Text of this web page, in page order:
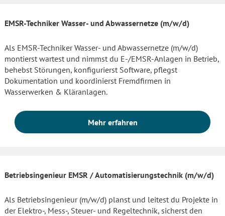
EMSR-Techniker Wasser- und Abwassernetze (m/w/d)
Als EMSR-Techniker Wasser- und Abwassernetze (m/w/d)
montierst wartest und nimmst du E-/EMSR-Anlagen in Betrieb,
behebst Störungen, konfigurierst Software, pflegst
Dokumentation und koordinierst Fremdfirmen in
Wasserwerken & Kläranlagen.
Mehr erfahren
Betriebsingenieur EMSR / Automatisierungstechnik (m/w/d)
Als Betriebsingenieur (m/w/d) planst und leitest du Projekte in
der Elektro-, Mess-, Steuer- und Regeltechnik, sicherst den